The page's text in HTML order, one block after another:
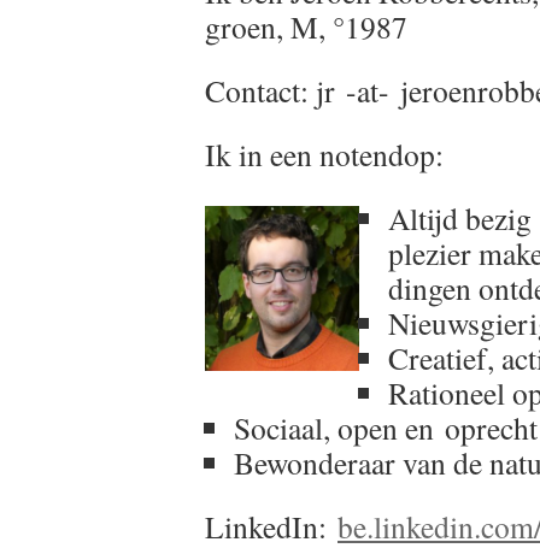
groen, M, °1987
Contact: jr -at-
Ik in een notendop:
Altijd bezig
plezier
dingen
Creatief,
Rationeel
Sociaal, open en oprecht
Bewonderaar van de
LinkedIn: